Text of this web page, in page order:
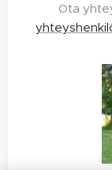
Ota